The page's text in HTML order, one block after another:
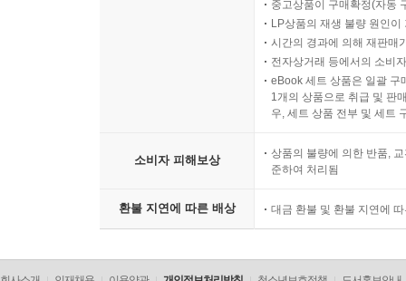
중고상품이 구매확정(자동
LP상품의 재생 불량 원인
시간의 경과에 의해 재판매
전자상거래 등에서의 소비
eBook 세트 상품은 일괄 구
1개의 상품으로 취급 및 판
우, 세트 상품 전부 및 세트
소비자 피해보상
상품의 불량에 의한 반품,
준하여 처리됨
환불 지연에 따른 배상 대금 환불 및 환불 지연에